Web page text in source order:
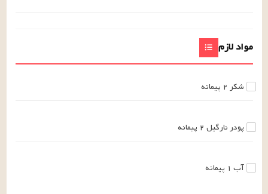
مواد لازم
شکر ۲ پیمانه
پودر نارگیل ۲ پیمانه
آب ۱ پیمانه